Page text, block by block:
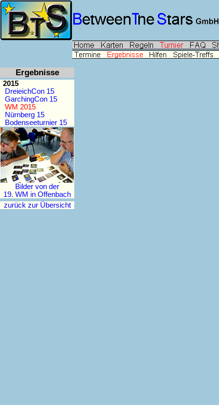
Ergebnisse
2015
DreieichCon 15
GarchingCon 15
WM 2015
Nürnberg 15
Bodenseeturnier 15
Bilder von der
19. WM in Offenbach
zurück zur Übersicht